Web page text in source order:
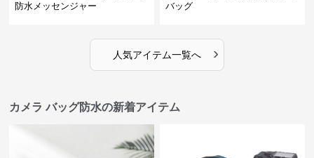
防水メッセンジャー
バッグ
人気アイテム一覧へ ›
カメラ バッグ防水の新着アイテム